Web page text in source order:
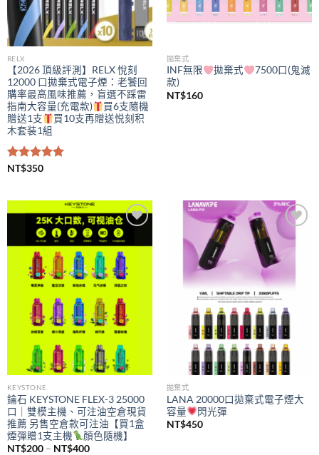
RELX
【2026 頂級評測】RELX 悅刻
12000 口拋棄式電子煙：老饕回
購率最高風味推薦，盲選不踩雷
指南大容量(充電款)
買6支隨機
贈送1支
買10支再贈送悦刻积
木套装1組
評分5.00
NT$350
拋棄式
INF無限 拋棄式
7500口(鬼滅
款)
NT$160
Add to
wishlist
KEYSTONE
鑰石 KEYSTONE FLEX-3 25000
口｜雙模主機、可注油空倉現貨
推薦 另售空倉款可注油【買1盒
煙彈贈1支主機
顏色隨機】
NT$200 – NT$400價
Add to
wishlist
拋棄式
LANA 20000口拋棄式電子煙大
容量
閃光彈
NT$450